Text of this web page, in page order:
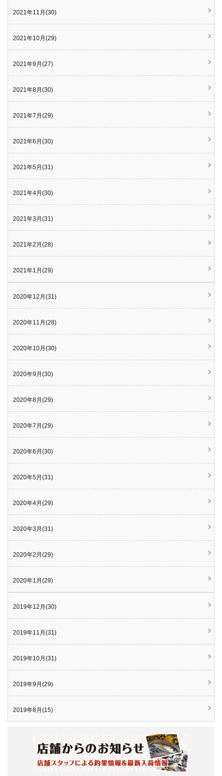
2021年11月(30)
2021年10月(29)
2021年9月(27)
2021年8月(30)
2021年7月(29)
2021年6月(30)
2021年5月(31)
2021年4月(30)
2021年3月(31)
2021年2月(28)
2021年1月(29)
2020年12月(31)
2020年11月(28)
2020年10月(30)
2020年9月(30)
2020年8月(29)
2020年7月(29)
2020年6月(30)
2020年5月(31)
2020年4月(29)
2020年3月(31)
2020年2月(29)
2020年1月(29)
2019年12月(30)
2019年11月(31)
2019年10月(31)
2019年9月(29)
2019年8月(15)